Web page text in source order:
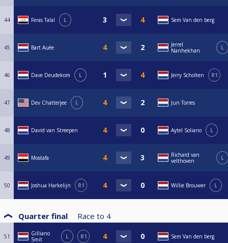
44 Feras Talal L Sem Van den berg
45 Bart Auée
Jerrel
Nanhekhan
L
46 Dave Deudekom L Jerry Scholten R1
47 Dev Chatterjee L Jun Torres
48 David van Streepen Aytel Soliano L
49 Mostafa
Richard van
velthoven
L
50 Joshua Harkelijn R1 Willie Brouwer L
Quarter final Race to 4
51
Gilliano
Smit
L R1 Sem Van den berg